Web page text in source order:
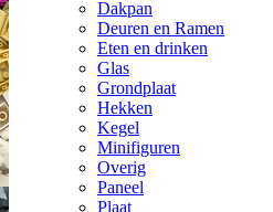
Dakpan
Deuren en Ramen
Eten en drinken
Glas
Grondplaat
Hekken
Kegel
Minifiguren
Overig
Paneel
Plaat